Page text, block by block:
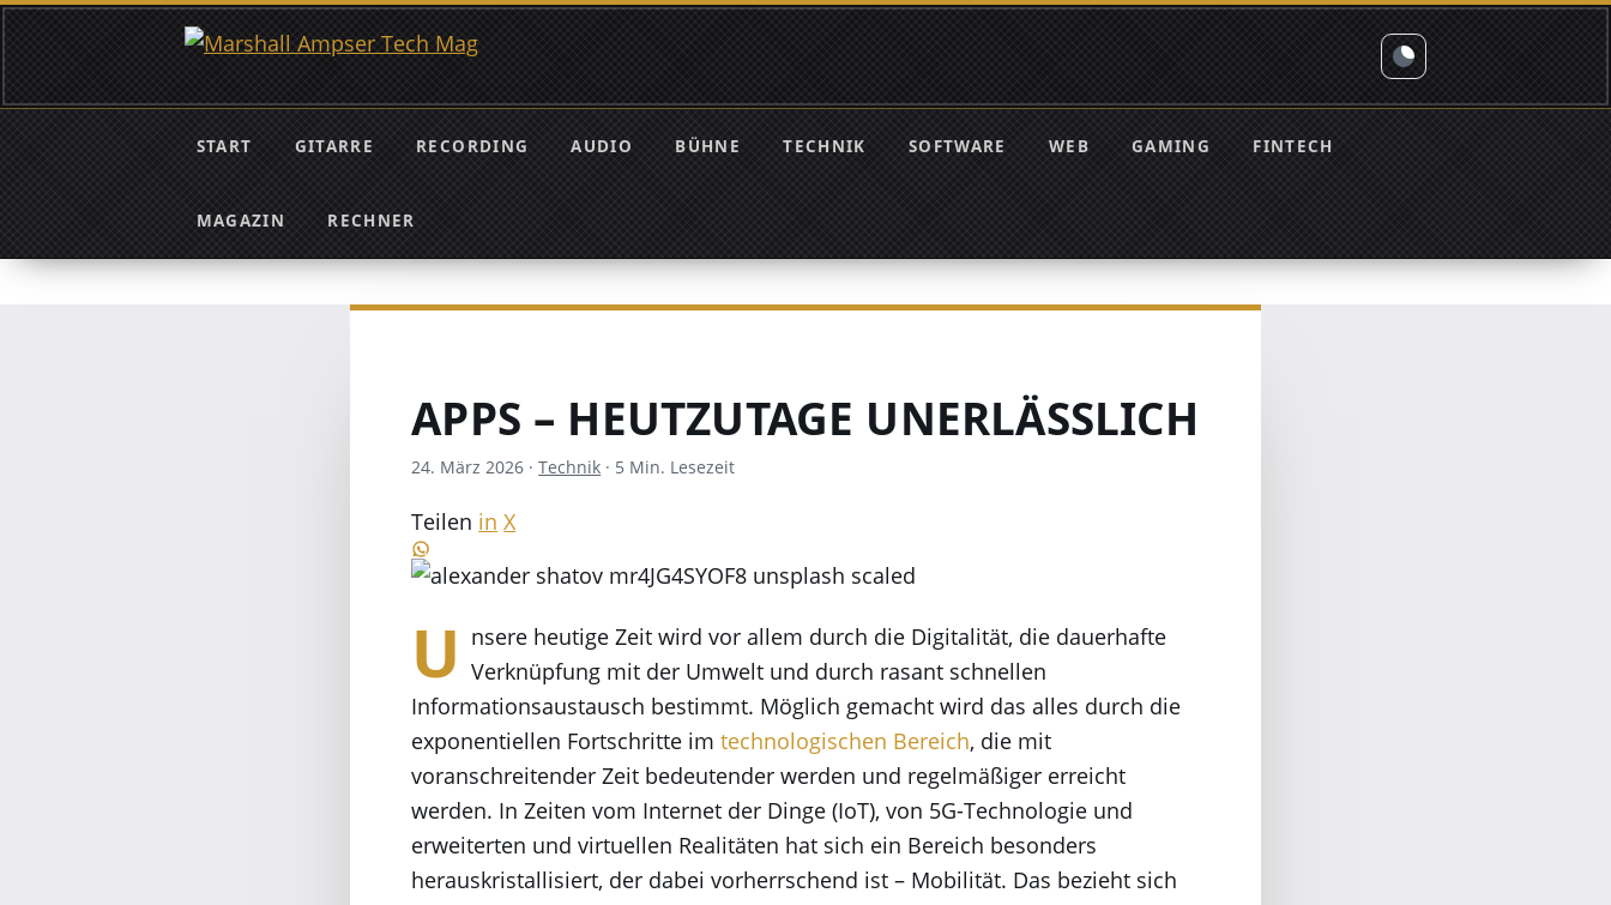
START GITARRE RECORDING AUDIO BÜHNE TECHNIK SOFTWARE WEB GAMING FINTECH
MAGAZIN RECHNER
APPS – HEUTZUTAGE UNERLÄSSLICH
24. März 2026 ·Technik · 5 Min. Lesezeit
Teilen in X
U nsere heutige Zeit wird vor allem durch die Digitalität, die dauerhafte
Verknüpfung mit der Umwelt und durch rasant schnellen
Informationsaustausch bestimmt. Möglich gemacht wird das alles durch die
exponentiellen Fortschritte imtechnologischen Bereich, die mit
voranschreitender Zeit bedeutender werden und regelmäßiger erreicht
werden. In Zeiten vom Internet der Dinge (IoT), von 5G-Technologie und
erweiterten und virtuellen Realitäten hat sich ein Bereich besonders
herauskristallisiert, der dabei vorherrschend ist – Mobilität. Das bezieht sich